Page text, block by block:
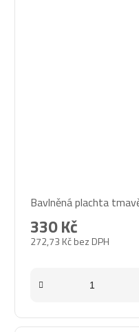
Bavlněná plachta
272,73 Kč bez DPH
330 Kč